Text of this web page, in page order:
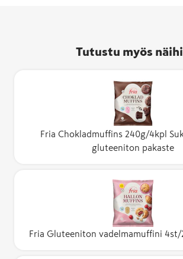
Tutustu myös
Fria Chokladmuffins 240g/4kpl
gluteeniton pakaste
Fria Gluteeniton vadelmamuffini 4st/